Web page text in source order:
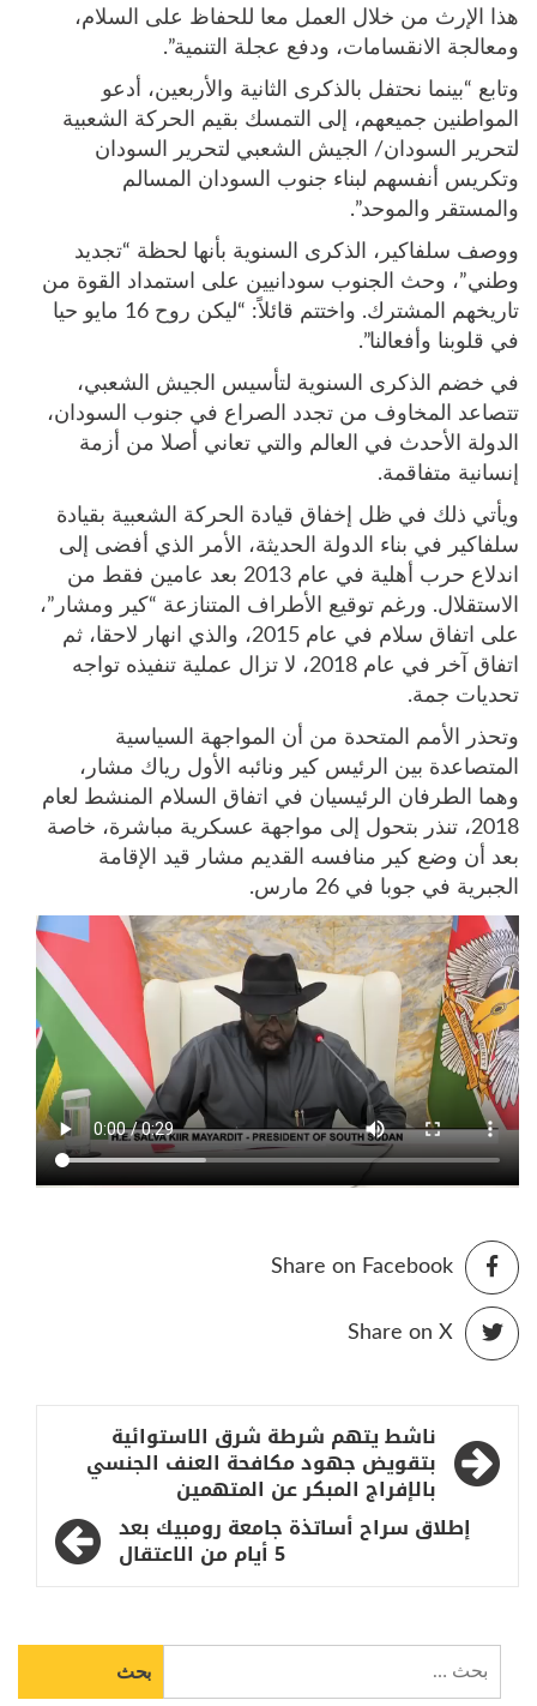
هذا الإرث من خلال العمل معا للحفاظ على السلام،
ومعالجة الانقسامات، ودفع عجلة التنمية”.
وتابع “بينما نحتفل بالذكرى الثانية والأربعين، أدعو
المواطنين جميعهم، إلى التمسك بقيم الحركة الشعبية
لتحرير السودان/ الجيش الشعبي لتحرير السودان
وتكريس أنفسهم لبناء جنوب السودان المسالم
والمستقر والموحد”.
ووصف سلفاكير، الذكرى السنوية بأنها لحظة “تجديد
وطني”، وحث الجنوب سودانيين على استمداد القوة من
تاريخهم المشترك. واختتم قائلاً: “ليكن روح 16 مايو حيا
في قلوبنا وأفعالنا”.
في خضم الذكرى السنوية لتأسيس الجيش الشعبي،
تتصاعد المخاوف من تجدد الصراع في جنوب السودان،
الدولة الأحدث في العالم والتي تعاني أصلا من أزمة
إنسانية متفاقمة.
ويأتي ذلك في ظل إخفاق قيادة الحركة الشعبية بقيادة
سلفاكير في بناء الدولة الحديثة، الأمر الذي أفضى إلى
اندلاع حرب أهلية في عام 2013 بعد عامين فقط من
الاستقلال. ورغم توقيع الأطراف المتنازعة “كير ومشار”،
على اتفاق سلام في عام 2015، والذي انهار لاحقا، ثم
اتفاق آخر في عام 2018، لا تزال عملية تنفيذه تواجه
تحديات جمة.
وتحذر الأمم المتحدة من أن المواجهة السياسية
المتصاعدة بين الرئيس كير ونائبه الأول رياك مشار،
وهما الطرفان الرئيسيان في اتفاق السلام المنشط لعام
2018، تنذر بتحول إلى مواجهة عسكرية مباشرة، خاصة
بعد أن وضع كير منافسه القديم مشار قيد الإقامة
الجبرية في جوبا في 26 مارس.
Share on Facebook
Share on X
تصفّح
المقالات
ناشط يتهم شرطة شرق الاستوائية
بتقويض جهود مكافحة العنف الجنسي
بالإفراج المبكر عن المتهمين
إطلاق سراح أساتذة جامعة رومبيك بعد
5 أيام من الاعتقال
عن: